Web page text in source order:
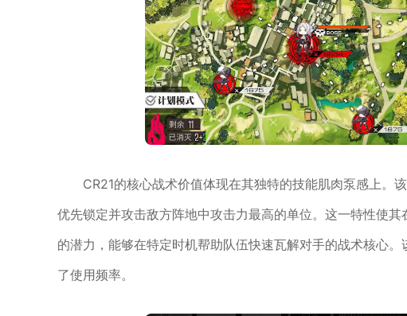
CR21的核心战术价值体现在其独特的技能肌肉泵感上。
优先锁定并攻击敌方阵地中攻击力最高的单位。这一特性使
的潜力，能够在特定时机帮助队伍快速瓦解对手的战术核心
了使用频率。